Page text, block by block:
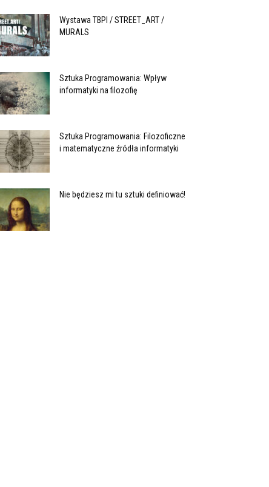
Wystawa TBPI / STREET_ART /
MURALS
Sztuka Programowania: Wpływ
informatyki na filozofię
Sztuka Programowania: Filozoficzne
i matematyczne źródła informatyki
Nie będziesz mi tu sztuki definiować!